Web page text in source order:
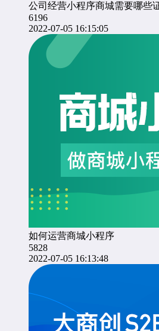
公司经营小程序商城需要哪些
6196
2022-07-05 16:15:05
如何运营商城小程序
5828
2022-07-05 16:13:48